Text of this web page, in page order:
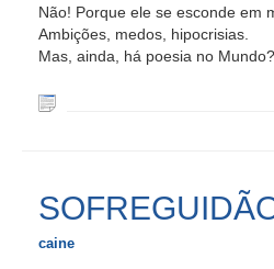
Não! Porque ele se esconde em
Ambições, medos, hipocrisias.
Mas, ainda, há poesia no Mundo?
caine